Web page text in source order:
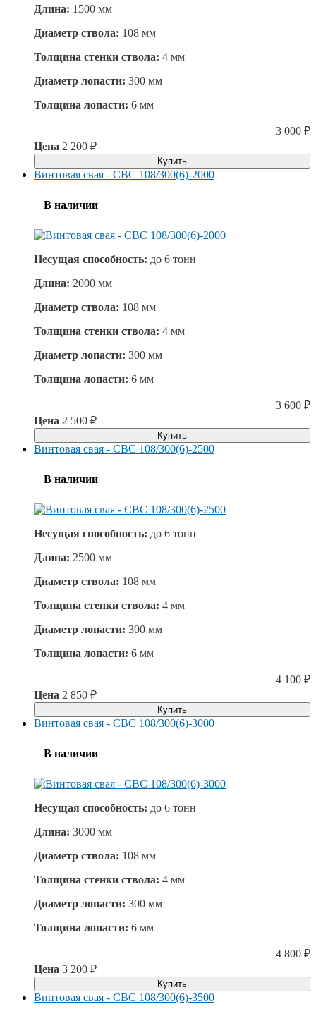
Длина: 1500 мм
Диаметр ствола: 108 мм
Толщина стенки ствола: 4 мм
Диаметр лопасти: 300 мм
Толщина лопасти: 6 мм
3 000 ₽
Цена 2 200 ₽
Купить
Винтовая свая - СВС 108/300(6)-2000
В наличии
Несущая способность: до 6 тонн
Длина: 2000 мм
Диаметр ствола: 108 мм
Толщина стенки ствола: 4 мм
Диаметр лопасти: 300 мм
Толщина лопасти: 6 мм
3 600 ₽
Цена 2 500 ₽
Купить
Винтовая свая - СВС 108/300(6)-2500
В наличии
Несущая способность: до 6 тонн
Длина: 2500 мм
Диаметр ствола: 108 мм
Толщина стенки ствола: 4 мм
Диаметр лопасти: 300 мм
Толщина лопасти: 6 мм
4 100 ₽
Цена 2 850 ₽
Купить
Винтовая свая - СВС 108/300(6)-3000
В наличии
Несущая способность: до 6 тонн
Длина: 3000 мм
Диаметр ствола: 108 мм
Толщина стенки ствола: 4 мм
Диаметр лопасти: 300 мм
Толщина лопасти: 6 мм
4 800 ₽
Цена 3 200 ₽
Купить
Винтовая свая - СВС 108/300(6)-3500